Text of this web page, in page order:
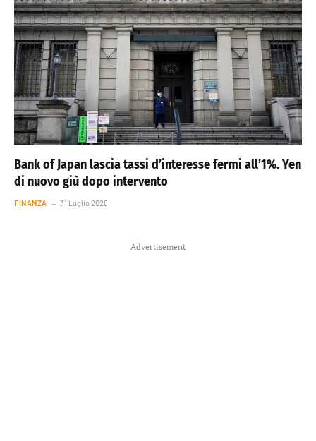
Bank of Japan lascia tassi d’interesse fermi all’1%. Yen
di nuovo giù dopo intervento
FINANZA 31 Luglio 2026
Advertisement